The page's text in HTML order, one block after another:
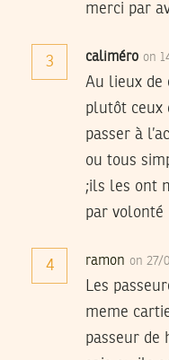
merci par
3 caliméro on
Au lieux de
plutôt ceux
passer à
ou tous
;ils les ont
par volonté
4 ramon on 27/
Les
meme
passeur de